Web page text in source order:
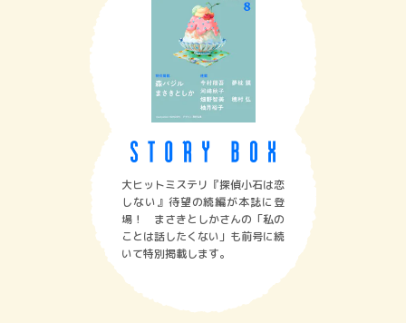
大ヒットミステリ『探偵小石は恋
しない』待望の続編が本誌に登
場！ まさきとしかさんの「私の
ことは話したくない」も前号に続
いて特別掲載します。